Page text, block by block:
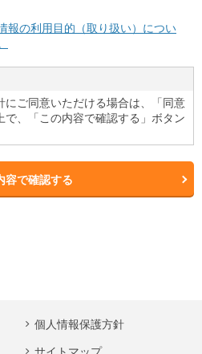
報の利用目的（取り扱い）につい
にご同意いただける場合は、「同意
、「この内容で確認する」ボタン
容で確認する
個人情報保護方針
サイトマップ